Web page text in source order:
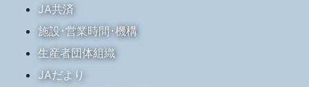
JA共済
施設･営業時間･機構
生産者団体組織
JAだより